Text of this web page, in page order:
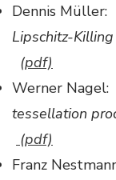
Dennis Müller:
Lipschitz-
(pdf)
​Werner Nagel:
tessellation
(pdf)
Franz